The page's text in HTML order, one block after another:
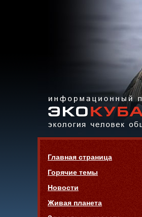
Информационный портал
«ЭКО-КУБАНЬ»
Навигация
Главная страница
Горячие темы
Новости
Живая планета